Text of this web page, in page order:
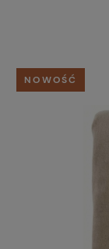
NOWOŚĆ